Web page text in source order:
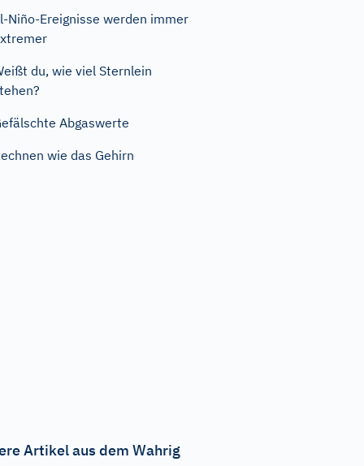
Niño-Ereignisse werden immer
du, wie viel Sternlein
Abgaswerte
wie das Gehirn
Artikel aus dem Wahrig